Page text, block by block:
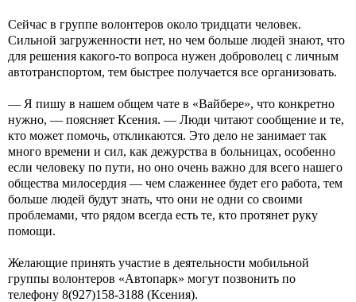
Сейчас в группе волонтеров около тридцати человек.
Сильной загруженности нет, но чем больше людей знают, что
для решения какого-то вопроса нужен доброволец с личным
автотранспортом, тем быстрее получается все организовать.
— Я пишу в нашем общем чате в «Вайбере», что конкретно
нужно, — поясняет Ксения. — Люди читают сообщение и те,
кто может помочь, откликаются. Это дело не занимает так
много времени и сил, как дежурства в больницах, особенно
если человеку по пути, но оно очень важно для всего нашего
общества милосердия — чем слаженнее будет его работа, тем
больше людей будут знать, что они не одни со своими
проблемами, что рядом всегда есть те, кто протянет руку
помощи.
Желающие принять участие в деятельности мобильной
группы волонтеров «Автопарк» могут позвонить по
телефону 8(927)158-3188 (Ксения).